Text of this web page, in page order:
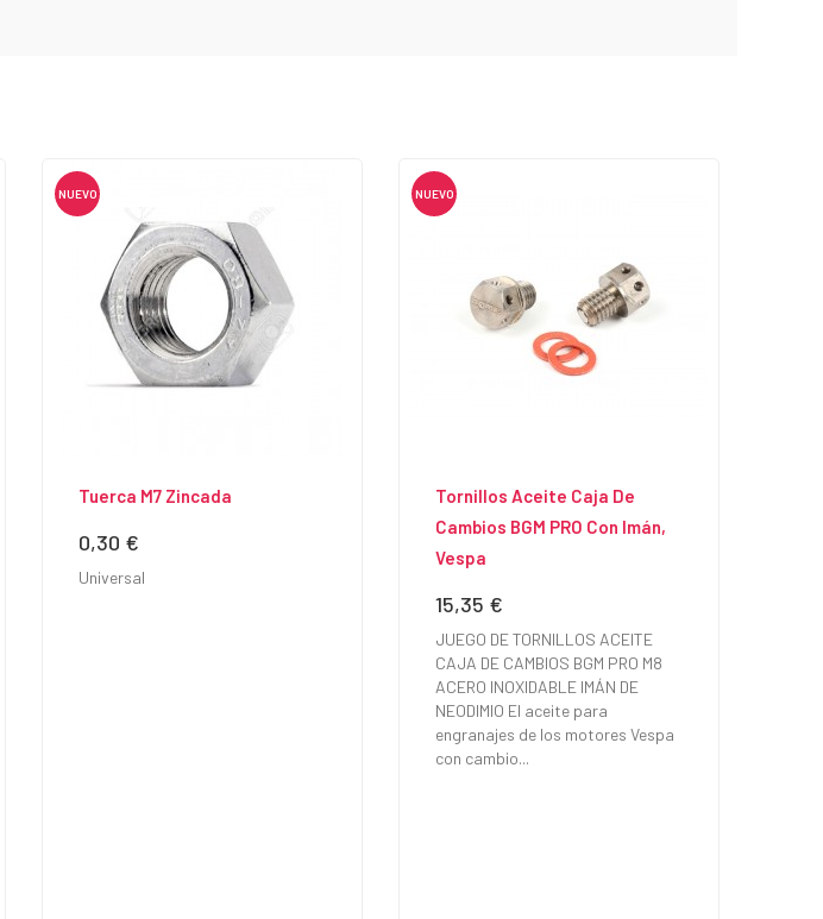
NUEVO
Tuerca M7 Zincada
Precio
0,30 €
Universal
NUEVO
Tornillos Aceite Caja De
Cambios BGM PRO Con Imán,
Vespa
Precio
15,35 €
JUEGO DE TORNILLOS ACEITE
CAJA DE CAMBIOS BGM PRO M8
ACERO INOXIDABLE IMÁN DE
NEODIMIO El aceite para
engranajes de los motores Vespa
con cambio...